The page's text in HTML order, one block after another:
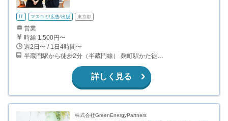
IT マスコミ/広告/出版 東京都
営業
時給 1,500円〜
週2日〜 / 1日4時間〜
半蔵門駅から徒歩2分（半蔵門線） 麹町駅かた徒歩10分（有楽町線）
詳しく見る
株式会社GreenEnergyPartners